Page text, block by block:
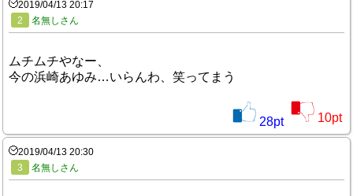
2019/04/13 20:17
2
名無しさん
ムチムチやなー、
今の浜崎あゆみ…いらんわ、笑ってまう
28pt 10pt
2019/04/13 20:30
3
名無しさん